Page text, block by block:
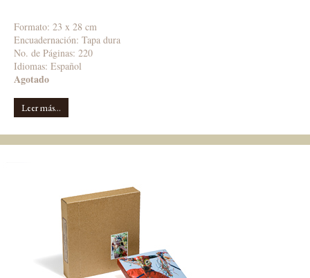
Formato: 23 x 28 cm
Encuadernación: Tapa dura
No. de Páginas: 220
Idiomas: Español
Agotado
Leer más...